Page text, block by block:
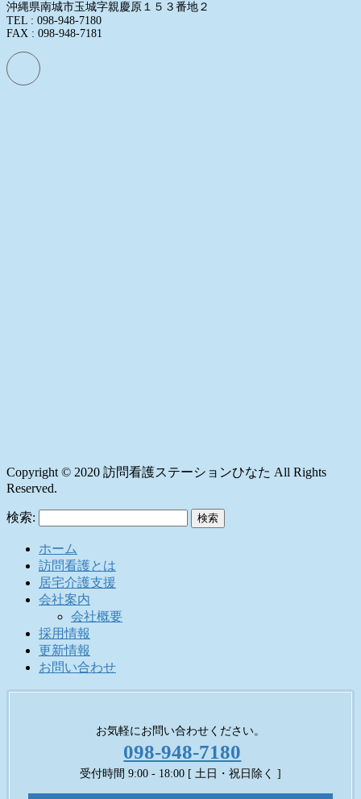
沖縄県南城市玉城字親慶原１５３番地２
TEL : 098-948-7180
FAX : 098-948-7181
Copyright © 2020 訪問看護ステーションひなた All Rights
Reserved.
検索:
ホーム
訪問看護とは
居宅介護支援
会社案内
会社概要
採用情報
更新情報
お問い合わせ
お気軽にお問い合わせください。
098-948-7180
受付時間 9:00 - 18:00 [ 土日・祝日除く ]